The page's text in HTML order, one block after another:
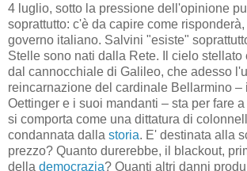
4 luglio, sotto la pressione dell'opinione
soprattutto: c'è da capire come risponderà,
governo italiano. Salvini "esiste"
Stelle sono nati dalla Rete. Il cielo stellato
dal cannocchiale di Galileo, che adesso
reincarnazione del cardinale Bellarmino –
Oettinger e i suoi mandanti – sta per fare
si comporta come una dittatura di
condannata dalla storia. E' destinata alla
prezzo? Quanto durerebbe, il blackout,
della democrazia? Quanti altri danni